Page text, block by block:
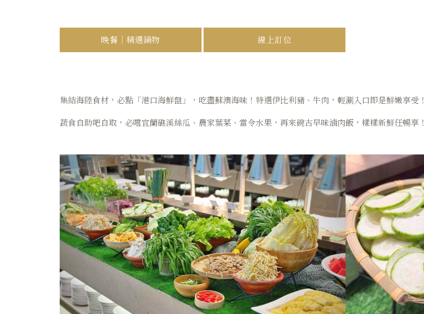
晚餐｜精選鍋物 線上訂位
集結海陸食材，必點「港口海鮮盤」，吃盡蘇澳海味！特選伊比利豬、牛肉，輕涮入口即是鮮嫩享受！
蔬食自助吧自取，必嚐宜蘭礁溪絲瓜、農家葉菜、當令水果，再來碗古早味滷肉飯，樣樣新鮮任暢享！